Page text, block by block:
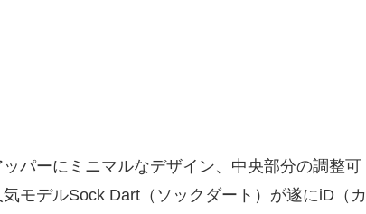
パーにミニマルなデザイン、中央部分の調整可
モデルSock Dart（ソックダート）が遂にiD（カ